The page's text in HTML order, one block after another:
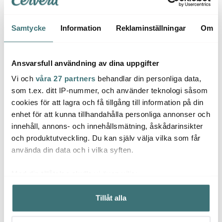
Samtycke Information Reklaminställningar Om
Ansvarsfull användning av dina uppgifter
Vi och våra 27 partners behandlar din personliga data,
som t.ex. ditt IP-nummer, och använder teknologi såsom
cookies för att lagra och få tillgång till information på din
enhet för att kunna tillhandahålla personliga annonser och
innehåll, annons- och innehållsmätning, åskådarinsikter
och produktutveckling. Du kan själv välja vilka som får
använda din data och i vilka syften.
Samla in information om din geografiska plats som
kan ha en noggrannhet på upp till flera meter
Identifiera din enhet genom att aktivt skanna den för
Tillåt alla
Kannan är framtagen för att ha en tät förslutning. På så
du tar med dig kaffet. Dessutom gör det att kaffets kyla
eller värme behålls längre.
Passar tedrickaren
Är du en tedrickare kan du använda bryggaren till att
brygga te. Följ samma steg som när du brygger kaffe,